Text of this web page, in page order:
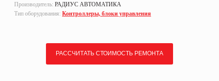
Производитель: РАДИУС АВТОМАТИКА
Тип оборудования: Контроллеры, блоки управления
РАССЧИТАТЬ СТОИМОСТЬ РЕМОНТА